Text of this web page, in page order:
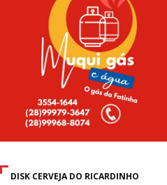
DISK CERVEJA DO RICARDINHO